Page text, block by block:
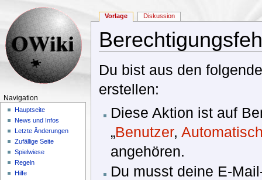
Du bist aus den
erstellen:
Diese Aktion ist auf
„Benutzer,
angehören.
Du musst deine E-
Vorlage Diskussion
Navigation
Hauptseite
News und Infos
Letzte Änderungen
Zufällige Seite
Spielwiese
Regeln
Hilfe